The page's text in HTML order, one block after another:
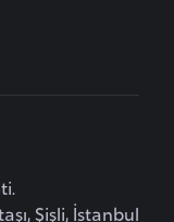
Şişli, İstanbul